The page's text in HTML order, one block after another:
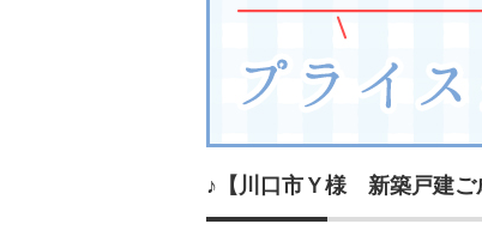
♪【川口市Ｙ様 新築戸建ご